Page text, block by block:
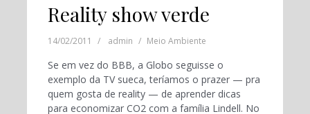
Reality show verde
14/02/2011 admin Meio Ambiente
Se em vez do BBB, a Globo seguisse o
exemplo da TV sueca, teríamos o prazer — pra
quem gosta de reality — de aprender dicas
para economizar CO2 com a família Lindell. No